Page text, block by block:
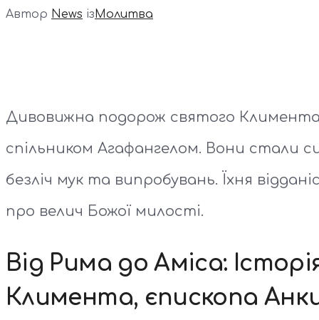
Автор News ізМолитва
Дивовижна подорож святого Климента
спільником Агафангелом. Вони стали
безліч мук та випробувань. Їхня
про велич Божої милості.
Від Рима до Аміса:
Климента, єпископа